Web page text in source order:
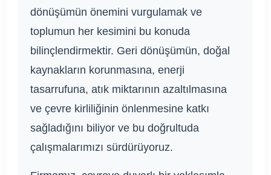
dönüşümün önemini vurgulamak ve
toplumun her kesimini bu konuda
bilinçlendirmektir. Geri dönüşümün, doğal
kaynakların korunmasına, enerji
tasarrufuna, atık miktarının azaltılmasına
ve çevre kirliliğinin önlenmesine katkı
sağladığını biliyor ve bu doğrultuda
çalışmalarımızı sürdürüyoruz.